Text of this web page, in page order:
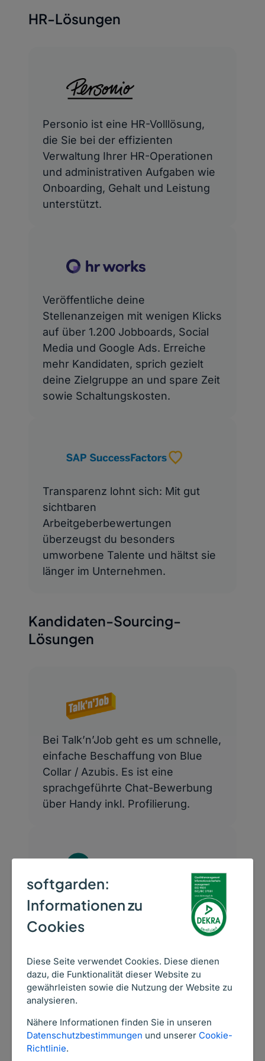
softgarden:
Informationen zu
Cookies
Diese Seite verwendet Cookies. Diese dienen
dazu, die Funktionalität dieser Website zu
gewährleisten sowie die Nutzung der Website zu
analysieren.
Nähere Informationen finden Sie in unseren
Datenschutzbestimmungen und unserer Cookie-
Richtlinie.
HR-Lösungen
Personio ist eine HR-Volllösung,
die Sie bei der effizienten
Verwaltung Ihrer HR-Operationen
und administrativen Aufgaben wie
Onboarding, Gehalt und Leistung
unterstützt.
Veröffentliche deine
Stellenanzeigen mit wenigen Klicks
auf über 1.200 Jobboards, Social
Media und Google Ads. Erreiche
mehr Kandidaten, sprich gezielt
deine Zielgruppe an und spare Zeit
sowie Schaltungskosten.
Transparenz lohnt sich: Mit gut
sichtbaren
Arbeitgeberbewertungen
überzeugst du besonders
umworbene Talente und hältst sie
länger im Unternehmen.
Kandidaten-Sourcing-
Lösungen
Bei Talk’n’Job geht es um schnelle,
einfache Beschaffung von Blue
Collar / Azubis. Es ist eine
sprachgeführte Chat-Bewerbung
über Handy inkl. Profilierung.
Erreichen Sie Ihre
WunschkandidatInnen mittels
Social Media Targeting & Mobile
der mobilen Job-Plattform.